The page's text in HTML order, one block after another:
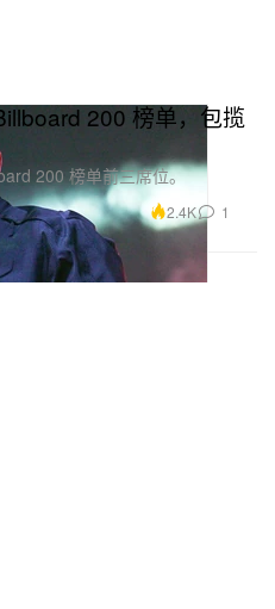
200 榜单，包揽
200 榜单前三席位。
2.4K 1